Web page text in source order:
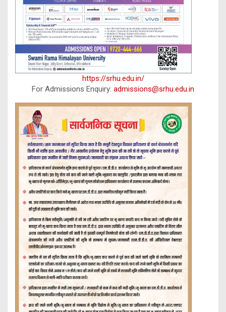
https://srhu.edu.in/
For Admissions Enquiry: admissions@srhu.edu.in